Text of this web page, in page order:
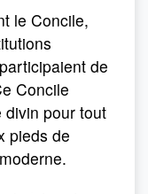
le Concile,
de
Concile
divin pour tout
pieds de